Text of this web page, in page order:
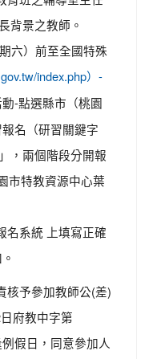
背景之教師。
六）前至全國特殊
index.php）-
-點選縣市（桃園
名（研習關鍵字
，兩個階段分開報
市特教資源中心葉
名系統 上填寫正確
核予參加教師公(差)
府教中字第
假日，同意參加人